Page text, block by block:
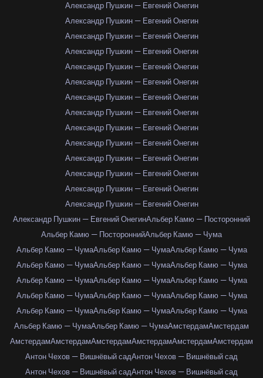
Александр Пушкин — Евгений Онегин
Александр Пушкин — Евгений Онегин
Александр Пушкин — Евгений Онегин
Александр Пушкин — Евгений Онегин
Александр Пушкин — Евгений Онегин
Александр Пушкин — Евгений Онегин
Александр Пушкин — Евгений Онегин
Александр Пушкин — Евгений Онегин
Александр Пушкин — Евгений Онегин
Александр Пушкин — Евгений Онегин
Александр Пушкин — Евгений Онегин
Александр Пушкин — Евгений Онегин
Александр Пушкин — Евгений Онегин
Александр Пушкин — Евгений Онегин
Александр Пушкин — Евгений ОнегинАльбер Камю — Посторонний
Альбер Камю — ПостороннийАльбер Камю — Чума
Альбер Камю — ЧумаАльбер Камю — ЧумаАльбер Камю — Чума
Альбер Камю — ЧумаАльбер Камю — ЧумаАльбер Камю — Чума
Альбер Камю — ЧумаАльбер Камю — ЧумаАльбер Камю — Чума
Альбер Камю — ЧумаАльбер Камю — ЧумаАльбер Камю — Чума
Альбер Камю — ЧумаАльбер Камю — ЧумаАльбер Камю — Чума
Альбер Камю — ЧумаАльбер Камю — ЧумаАмстердамАмстердам
АмстердамАмстердамАмстердамАмстердамАмстердамАмстердам
Антон Чехов — Вишнёвый садАнтон Чехов — Вишнёвый сад
Антон Чехов — Вишнёвый садАнтон Чехов — Вишнёвый сад